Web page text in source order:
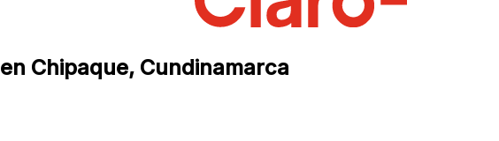
Chipaque, Cundinamarca